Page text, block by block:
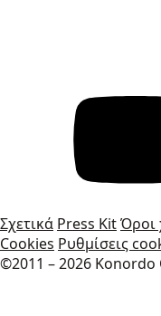
Σχετικά Press KitΌροι
Cookies Ρυθμίσεις
©2011 – 2026 Konordo